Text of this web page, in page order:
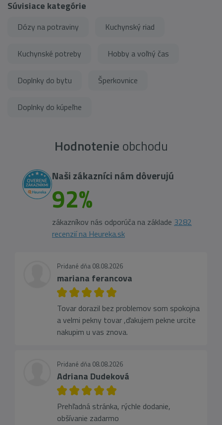
Súvisiace kategórie
Dózy na potraviny Kuchynský riad
Kuchynské potreby Hobby a voľný čas
Doplnky do bytu Šperkovnice
Doplnky do kúpeľne
Hodnotenie obchodu
Naši zákazníci nám dôverujú
92%
zákazníkov nás odporúča na základe 3282
recenzií na Heureka.sk
Pridané dňa 08.08.2026
mariana ferancova
Tovar dorazil bez problemov som spokojna
a velmi pekny tovar ,ďakujem pekne urcite
nakupim u vas znova.
Pridané dňa 08.08.2026
Adriana Dudeková
Prehľadná stránka, rýchle dodanie,
obšívanie zadarmo